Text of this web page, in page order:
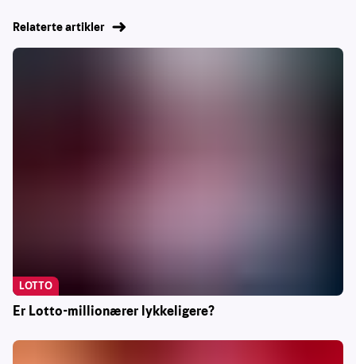
Relaterte artikler
Er Lotto-millionærer lykkeligere?
LOTTO